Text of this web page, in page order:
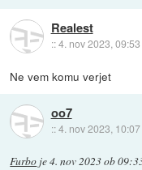
Realest
::4. nov 2023, 09:53
Ne vem komu verjet
oo7
::4. nov 2023, 10:07
Furbo je4. nov 2023 ob